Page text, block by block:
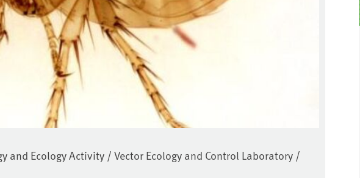
and Ecology Activity / Vector Ecology and Control Laboratory /